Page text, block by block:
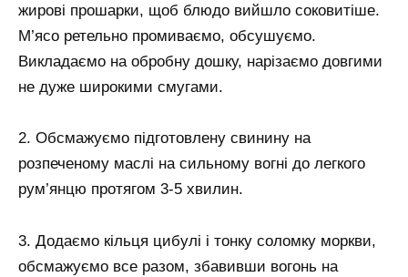
жирові прошарки, щоб блюдо вийшло соковитіше.
М’ясо ретельно промиваємо, обсушуємо.
Викладаємо на обробну дошку, нарізаємо довгими
не дуже широкими смугами.
2. Обсмажуємо підготовлену свинину на
розпеченому маслі на сильному вогні до легкого
рум’янцю протягом 3-5 хвилин.
3. Додаємо кільця цибулі і тонку соломку моркви,
обсмажуємо все разом, збавивши вогонь на